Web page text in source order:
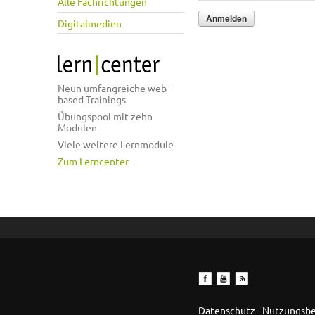
Digitalmedien
Neun umfangreiche web-
based Trainings
Übungspool mit zehn
Modulen
Viele weitere Lernmodule
Zum Lerncenter
Datenschutz